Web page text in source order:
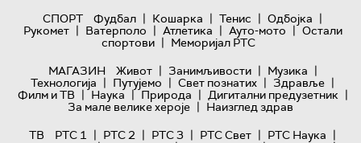
СПОРТ
Фудбал | Кошарка | Тенис | Одбојка |
Рукомет | Ватерполо | Атлетика | Ауто-мото | Остали
спортови | Меморијал РТС
МАГАЗИН
Живот | Занимљивости | Музика |
Технологијa | Путујемо | Свет познатих | Здравље |
Филм и ТВ | Наука | Природа | Дигитални предузетник |
За мале велике хероје | Наизглед здрав
ТВ
РТС 1 | РТС 2 | РТС 3 | РТС Свет | РТС Наука |